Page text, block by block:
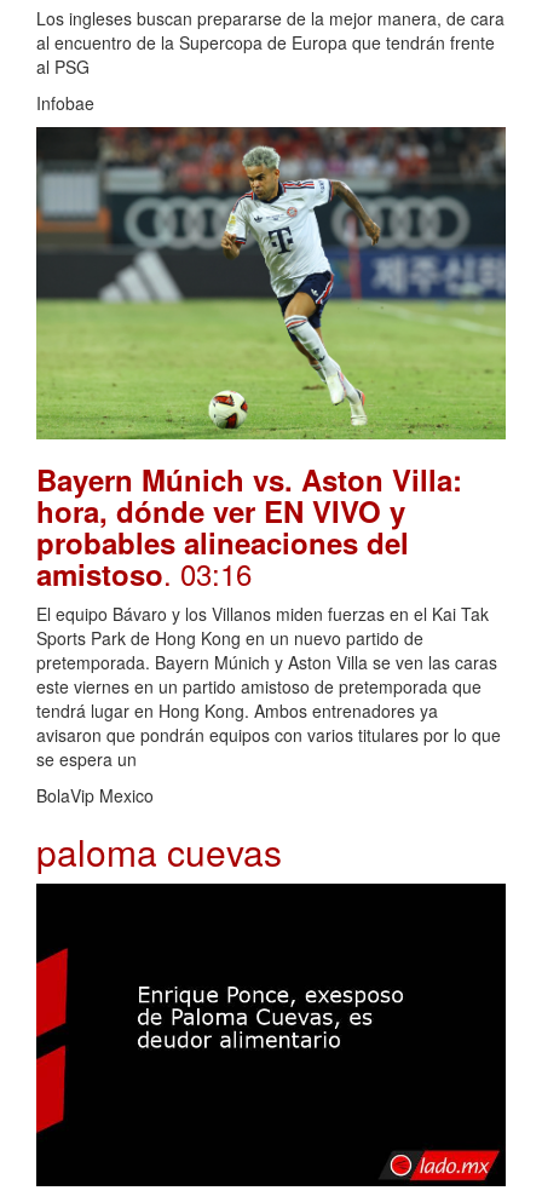
Los ingleses buscan prepararse de la mejor manera, de cara
al encuentro de la Supercopa de Europa que tendrán frente
al PSG
Infobae
Bayern Múnich vs. Aston Villa:
hora, dónde ver EN VIVO y
probables alineaciones del
amistoso. 03:16
El equipo Bávaro y los Villanos miden fuerzas en el Kai Tak
Sports Park de Hong Kong en un nuevo partido de
pretemporada. Bayern Múnich y Aston Villa se ven las caras
este viernes en un partido amistoso de pretemporada que
tendrá lugar en Hong Kong. Ambos entrenadores ya
avisaron que pondrán equipos con varios titulares por lo que
se espera un
BolaVip Mexico
paloma cuevas